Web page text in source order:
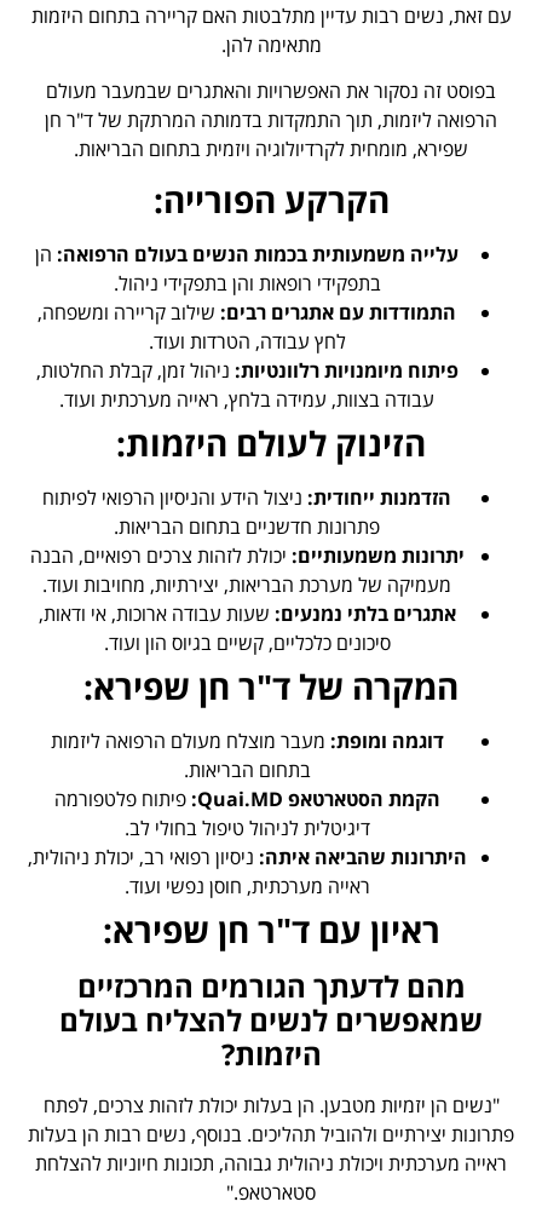
עם זאת, נשים רבות עדיין מתלבטות האם קריירה בתחום היזמות
מתאימה להן.
בפוסט זה נסקור את האפשרויות והאתגרים שבמעבר מעולם
הרפואה ליזמות, תוך התמקדות בדמותה המרתקת של ד"ר חן
שפירא, מומחית לקרדיולוגיה ויזמית בתחום הבריאות.
הקרקע הפורייה:
עלייה משמעותית בכמות הנשים בעולם הרפואה: הן
בתפקידי רופאות והן בתפקידי ניהול.
התמודדות עם אתגרים רבים: שילוב קריירה ומשפחה,
לחץ עבודה, הטרדות ועוד.
פיתוח מיומנויות רלוונטיות: ניהול זמן, קבלת החלטות,
עבודה בצוות, עמידה בלחץ, ראייה מערכתית ועוד.
הזינוק לעולם היזמות:
הזדמנות ייחודית: ניצול הידע והניסיון הרפואי לפיתוח
פתרונות חדשניים בתחום הבריאות.
יתרונות משמעותיים: יכולת לזהות צרכים רפואיים, הבנה
מעמיקה של מערכת הבריאות, יצירתיות, מחויבות ועוד.
אתגרים בלתי נמנעים: שעות עבודה ארוכות, אי ודאות,
סיכונים כלכליים, קשיים בגיוס הון ועוד.
המקרה של ד"ר חן שפירא:
דוגמה ומופת: מעבר מוצלח מעולם הרפואה ליזמות
בתחום הבריאות.
הקמת הסטארטאפ Quai.MD:
פיתוח פלטפורמה
דיגיטלית לניהול טיפול בחולי לב.
היתרונות שהביאה איתה: ניסיון רפואי רב, יכולת ניהולית,
ראייה מערכתית, חוסן נפשי ועוד.
ראיון עם ד"ר חן שפירא:
מהם לדעתך הגורמים המרכזיים
שמאפשרים לנשים להצליח בעולם
היזמות?
"נשים הן יזמיות מטבען. הן בעלות יכולת לזהות צרכים, לפתח
פתרונות יצירתיים ולהוביל תהליכים. בנוסף, נשים רבות הן בעלות
ראייה מערכתית ויכולת ניהולית גבוהה, תכונות חיוניות להצלחת
סטארטאפ."